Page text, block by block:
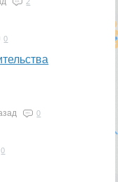
0
0
0